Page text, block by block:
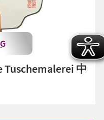
Tuschemalerei 中